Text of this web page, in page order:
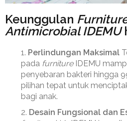
⁠Keunggulan
Antimicrobial IDEMU
Perlindungan Maksimal
pada furnitureIDEMU
penyebaran bakteri hingga
pilihan tepat untuk
bagi anak.
Desain Fungsional dan